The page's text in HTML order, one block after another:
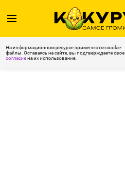
На информационном ресурсе применяются cookie-
файлы. Оставаясь на сайте, вы подтверждаете свое
согласиена их использование.